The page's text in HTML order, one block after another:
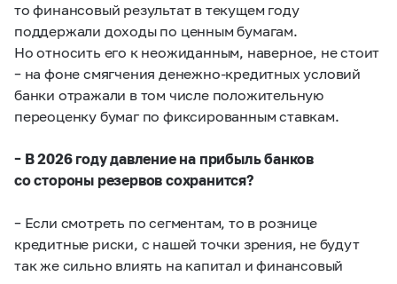
то финансовый результат в текущем году
поддержали доходы по ценным бумагам.
Но относить его к неожиданным, наверное, не стоит
– на фоне смягчения денежно-кредитных условий
банки отражали в том числе положительную
переоценку бумаг по фиксированным ставкам.
– В 2026 году давление на прибыль банков
со стороны резервов сохранится?
– Если смотреть по сегментам, то в рознице
кредитные риски, с нашей точки зрения, не будут
так же сильно влиять на капитал и финансовый